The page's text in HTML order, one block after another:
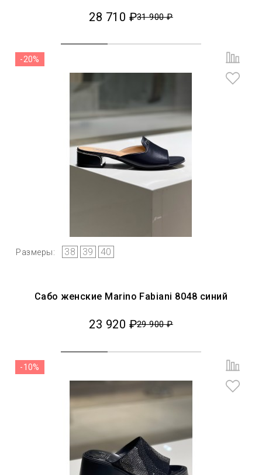
28 710 ₽31 900 ₽
Размеры: 38 39 40
-20%
Сабо женские Marino Fabiani 8048 синий
23 920 ₽29 900 ₽
-10%